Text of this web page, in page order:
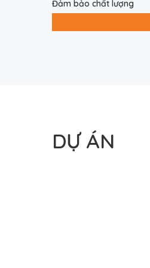
Đảm bảo chất lượng
DỰ ÁN